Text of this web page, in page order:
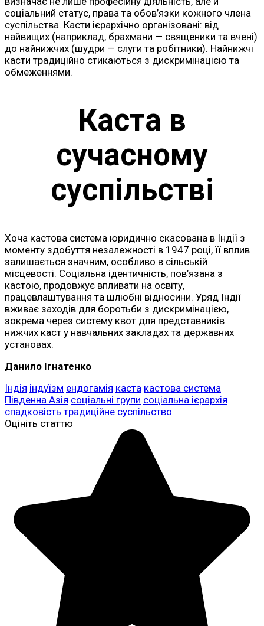
соціальний статус, права та обов’язки кожного члена
суспільства. Касти ієрархічно організовані: від
найвищих (наприклад, брахмани — священики та вчені)
до найнижчих (шудри — слуги та робітники). Найнижчі
касти традиційно стикаються з дискримінацією та
обмеженнями.
Каста в
сучасному
суспільстві
Хоча кастова система юридично скасована в Індії з
моменту здобуття незалежності в 1947 році, її вплив
залишається значним, особливо в сільській
місцевості. Соціальна ідентичність, пов’язана з
кастою, продовжує впливати на освіту,
працевлаштування та шлюбні відносини. Уряд Індії
вживає заходів для боротьби з дискримінацією,
зокрема через систему квот для представників
нижчих каст у навчальних закладах та державних
установах.
Данило Ігнатенко
Індія індуїзм ендогамія каста кастова система
Південна Азія соціальні групи соціальна ієрархія
спадковість традиційне суспільство
Оцініть статтю